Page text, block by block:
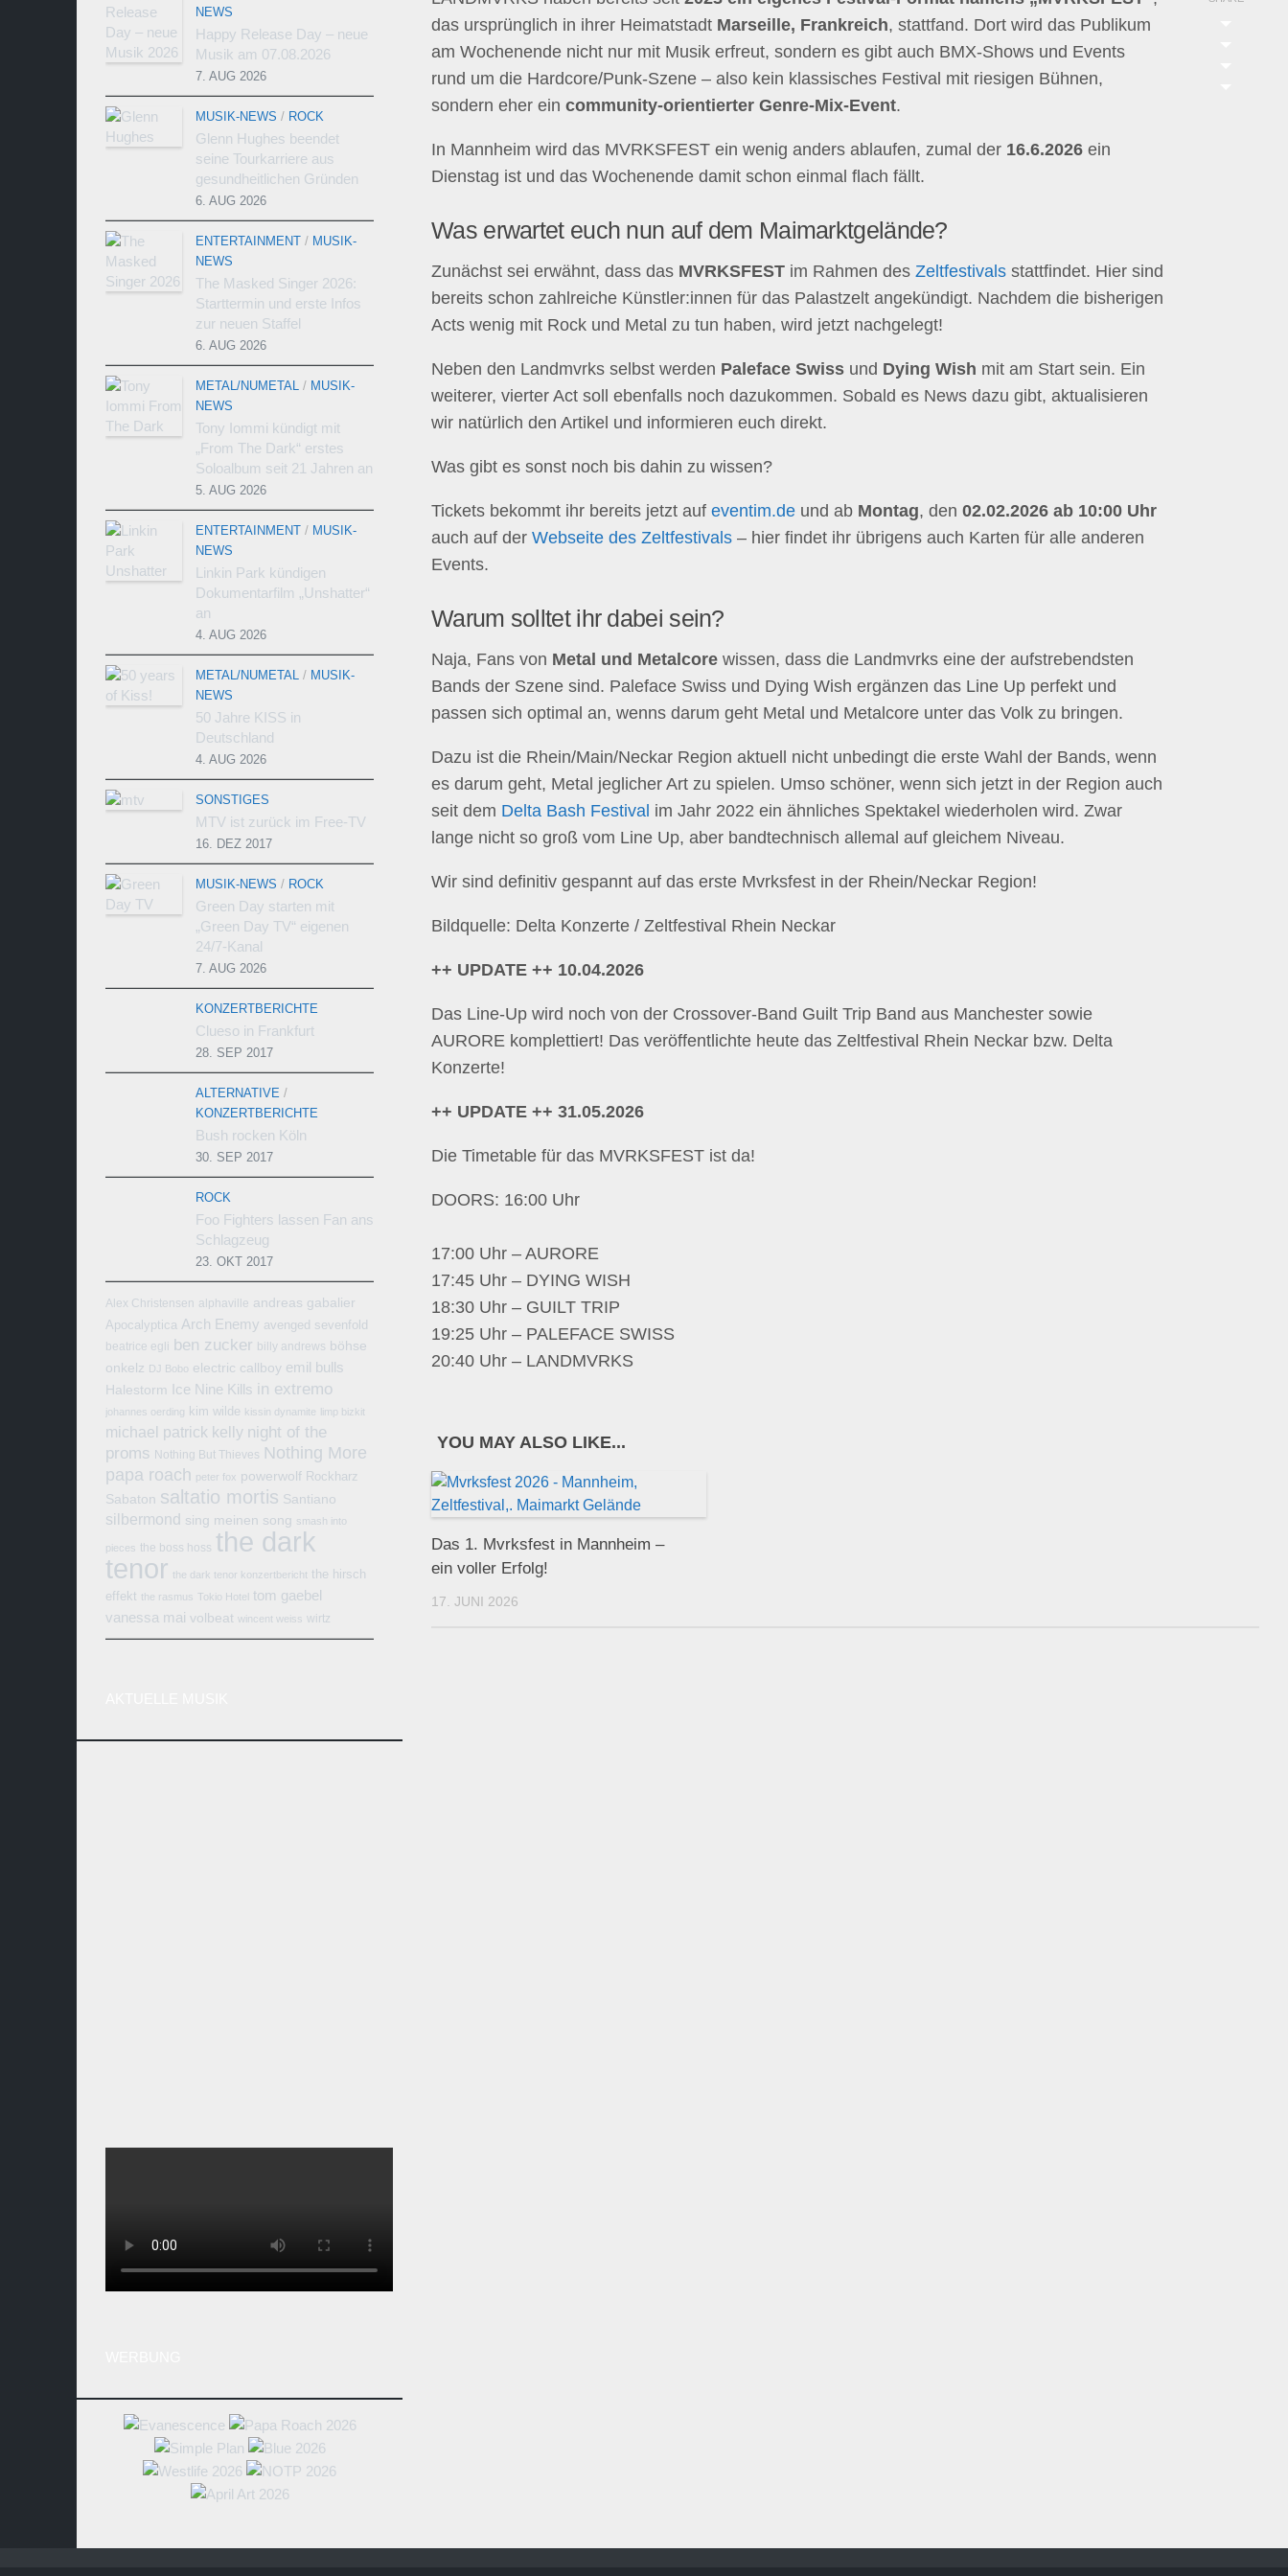
das ursprünglich in ihrer Heimatstadt Marseille, Frankreich, stattfand. Dort wird das Publikum
am Wochenende nicht nur mit Musik erfreut, sondern es gibt auch BMX-Shows und Events
rund um die Hardcore/Punk-Szene – also kein klassisches Festival mit riesigen Bühnen,
sondern eher ein community-orientierter Genre-Mix-Event.
In Mannheim wird das MVRKSFEST ein wenig anders ablaufen, zumal der 16.6.2026 ein
Dienstag ist und das Wochenende damit schon einmal flach fällt.
Was erwartet euch nun auf dem Maimarktgelände?
Zunächst sei erwähnt, dass das MVRKSFEST im Rahmen des Zeltfestivals stattfindet. Hier sind
bereits schon zahlreiche Künstler:innen für das Palastzelt angekündigt. Nachdem die bisherigen
Acts wenig mit Rock und Metal zu tun haben, wird jetzt nachgelegt!
Neben den Landmvrks selbst werden Paleface Swiss und Dying Wish mit am Start sein. Ein
weiterer, vierter Act soll ebenfalls noch dazukommen. Sobald es News dazu gibt, aktualisieren
wir natürlich den Artikel und informieren euch direkt.
Was gibt es sonst noch bis dahin zu wissen?
Tickets bekommt ihr bereits jetzt auf eventim.de und ab Montag, den 02.02.2026 ab 10:00 Uhr
auch auf der Webseite des Zeltfestivals – hier findet ihr übrigens auch Karten für alle anderen
Events.
Warum solltet ihr dabei sein?
Naja, Fans von Metal und Metalcore wissen, dass die Landmvrks eine der aufstrebendsten
Bands der Szene sind. Paleface Swiss und Dying Wish ergänzen das Line Up perfekt und
passen sich optimal an, wenns darum geht Metal und Metalcore unter das Volk zu bringen.
Dazu ist die Rhein/Main/Neckar Region aktuell nicht unbedingt die erste Wahl der Bands, wenn
es darum geht, Metal jeglicher Art zu spielen. Umso schöner, wenn sich jetzt in der Region auch
seit dem Delta Bash Festival im Jahr 2022 ein ähnliches Spektakel wiederholen wird. Zwar
lange nicht so groß vom Line Up, aber bandtechnisch allemal auf gleichem Niveau.
Wir sind definitiv gespannt auf das erste Mvrksfest in der Rhein/Neckar Region!
Bildquelle: Delta Konzerte / Zeltfestival Rhein Neckar
++ UPDATE ++ 10.04.2026
Das Line-Up wird noch von der Crossover-Band Guilt Trip Band aus Manchester sowie
AURORE komplettiert! Das veröffentlichte heute das Zeltfestival Rhein Neckar bzw. Delta
Konzerte!
++ UPDATE ++ 31.05.2026
Die Timetable für das MVRKSFEST ist da!
DOORS: 16:00 Uhr
17:00 Uhr – AURORE
17:45 Uhr – DYING WISH
18:30 Uhr – GUILT TRIP
19:25 Uhr – PALEFACE SWISS
20:40 Uhr – LANDMVRKS
YOU MAY ALSO LIKE...
Das 1. Mvrksfest in Mannheim –
ein voller Erfolg!
17. JUNI 2026
NEWS
Happy Release Day – neue
Musik am 07.08.2026
7. AUG 2026
MUSIK-NEWS / ROCK
Glenn Hughes beendet
seine Tourkarriere aus
gesundheitlichen Gründen
6. AUG 2026
ENTERTAINMENT / MUSIK-
NEWS
The Masked Singer 2026:
Starttermin und erste Infos
zur neuen Staffel
6. AUG 2026
METAL/NUMETAL / MUSIK-
NEWS
Tony Iommi kündigt mit
„From The Dark“ erstes
Soloalbum seit 21 Jahren an
5. AUG 2026
ENTERTAINMENT / MUSIK-
NEWS
Linkin Park kündigen
Dokumentarfilm „Unshatter“
an
4. AUG 2026
METAL/NUMETAL / MUSIK-
NEWS
50 Jahre KISS in
Deutschland
4. AUG 2026
SONSTIGES
MTV ist zurück im Free-TV
16. DEZ 2017
MUSIK-NEWS / ROCK
Green Day starten mit
„Green Day TV“ eigenen
24/7-Kanal
7. AUG 2026
KONZERTBERICHTE
Clueso in Frankfurt
28. SEP 2017
ALTERNATIVE /
KONZERTBERICHTE
Bush rocken Köln
30. SEP 2017
ROCK
Foo Fighters lassen Fan ans
Schlagzeug
23. OKT 2017
Alex Christensen alphaville andreas gabalier
Apocalyptica Arch Enemy avenged sevenfold
beatrice egli ben zucker billy andrews böhse
onkelz DJ Bobo electric callboy emil bulls
Halestorm Ice Nine Kills in extremo
johannes oerding kim wilde kissin dynamite limp bizkit
michael patrick kelly night of the
proms Nothing But Thieves Nothing More
papa roach peter fox powerwolf Rockharz
Sabaton saltatio mortis Santiano
silbermond sing meinen song smash into
pieces the boss hoss the dark
tenor the dark tenor konzertbericht the hirsch
effekt the rasmus Tokio Hotel tom gaebel
vanessa mai volbeat wincent weiss wirtz